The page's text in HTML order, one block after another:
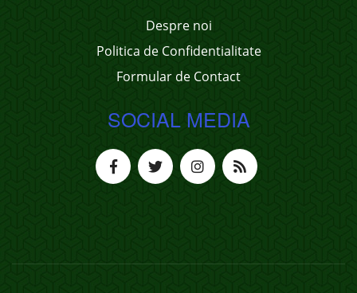
Despre noi
Politica de Confidentialitate
Formular de Contact
SOCIAL MEDIA